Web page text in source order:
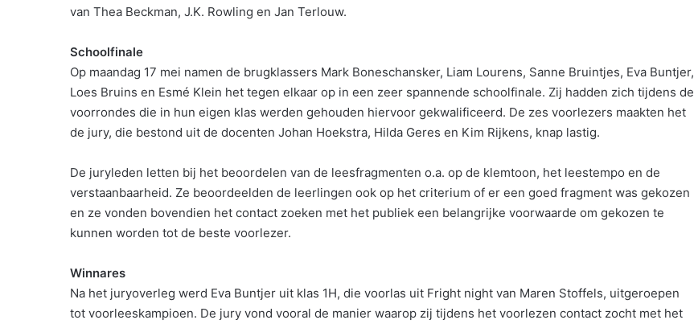
van Thea Beckman, J.K. Rowling en Jan Terlouw.
Schoolfinale
Op maandag 17 mei namen de brugklassers Mark Boneschansker, Liam Lourens, Sanne Bruintjes, Eva Buntjer,
Loes Bruins en Esmé Klein het tegen elkaar op in een zeer spannende schoolfinale. Zij hadden zich tijdens de
voorrondes die in hun eigen klas werden gehouden hiervoor gekwalificeerd. De zes voorlezers maakten het
de jury, die bestond uit de docenten Johan Hoekstra, Hilda Geres en Kim Rijkens, knap lastig.
De juryleden letten bij het beoordelen van de leesfragmenten o.a. op de klemtoon, het leestempo en de
verstaanbaarheid. Ze beoordeelden de leerlingen ook op het criterium of er een goed fragment was gekozen
en ze vonden bovendien het contact zoeken met het publiek een belangrijke voorwaarde om gekozen te
kunnen worden tot de beste voorlezer.
Winnares
Na het juryoverleg werd Eva Buntjer uit klas 1H, die voorlas uit Fright night van Maren Stoffels, uitgeroepen
tot voorleeskampioen. De jury vond vooral de manier waarop zij tijdens het voorlezen contact zocht met het